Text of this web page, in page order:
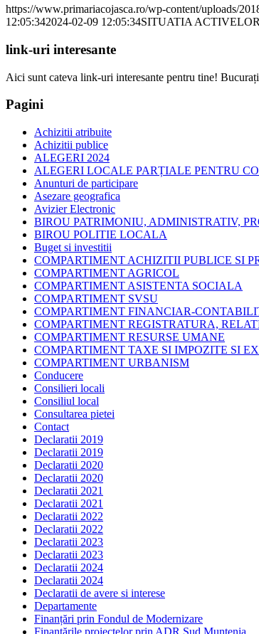
https://www.primariacojasca.ro/wp-content/uploads/
12:05:342024-02-09 12:05:34SITUATIA
link-uri interesante
Aici sunt cateva link-uri interesante pentru tine!
Pagini
Achizitii atribuite
Achizitii publice
ALEGERI 2024
ALEGERI LOCALE PARȚIALE PENTRU
Anunturi de participare
Asezare geografica
Avizier Electronic
BIROU PATRIMONIU, ADMINISTRATIV,
BIROU POLITIE LOCALA
Buget si investitii
COMPARTIMENT ACHIZITII PUBLICE SI
COMPARTIMENT AGRICOL
COMPARTIMENT ASISTENTA SOCIALA
COMPARTIMENT SVSU
COMPARTIMENT FINANCIAR-
COMPARTIMENT REGISTRATURA,
COMPARTIMENT RESURSE UMANE
COMPARTIMENT TAXE SI IMPOZITE SI
COMPARTIMENT URBANISM
Conducere
Consilieri locali
Consiliul local
Consultarea pietei
Contact
Declaratii 2019
Declaratii 2019
Declaratii 2020
Declaratii 2020
Declaratii 2021
Declaratii 2021
Declaratii 2022
Declaratii 2022
Declaratii 2023
Declaratii 2023
Declaratii 2024
Declaratii 2024
Declaratii de avere si interese
Departamente
Finanțări prin Fondul de Modernizare
Finanțările proiectelor prin ADR Sud Muntenia